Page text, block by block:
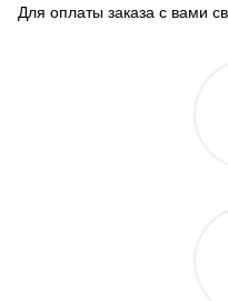
Для оплаты заказа с вами